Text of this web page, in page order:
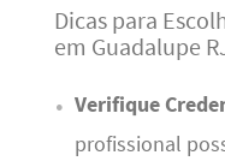
Dicas para
em Guadalupe
Verifique
profissional